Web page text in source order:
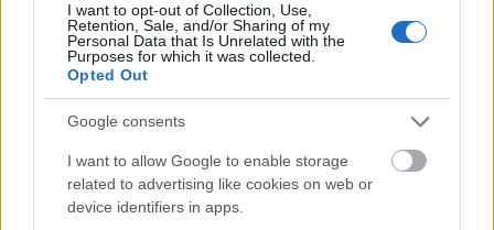
I want to opt-out of Collection, Use,
Retention, Sale, and/or Sharing of my
Personal Data that Is Unrelated with the
Purposes for which it was collected.
Opted Out
Google consents
I want to allow Google to enable storage
related to advertising like cookies on web or
device identifiers in apps.
rendszeresen a kosaramba kerül. Tegnap sem volt ...